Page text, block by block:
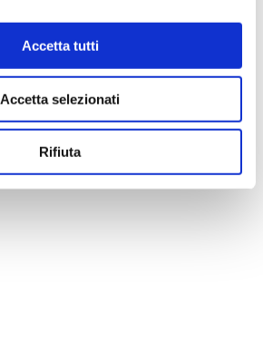
Accetta tutti
Accetta selezionati
Rifiuta